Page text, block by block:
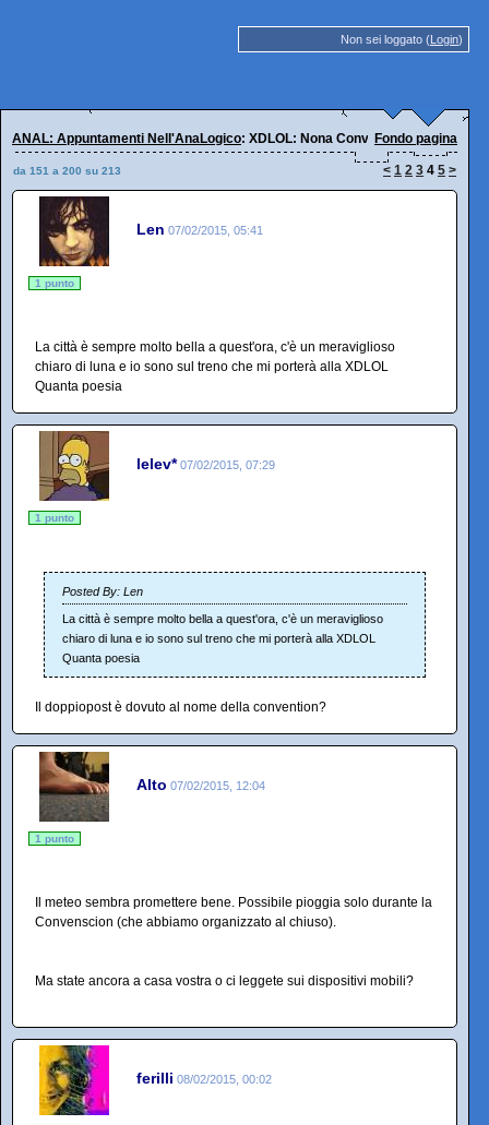
Non sei loggato (Login)
ANAL: Appuntamenti Nell'AnaLogico: XDLOL: Nona Convenscion, 7
Fondo pagina
da 151 a 200 su 213 < 1 2 3 4 5 >
Len 07/02/2015, 05:41
1 punto
La città è sempre molto bella a quest'ora, c'è un meraviglioso
chiaro di luna e io sono sul treno che mi porterà alla XDLOL
Quanta poesia
lelev* 07/02/2015, 07:29
1 punto
Posted By: Len
La città è sempre molto bella a quest'ora, c'è un meraviglioso
chiaro di luna e io sono sul treno che mi porterà alla XDLOL
Quanta poesia
Il doppiopost è dovuto al nome della convention?
Alto 07/02/2015, 12:04
1 punto
Il meteo sembra promettere bene. Possibile pioggia solo durante la
Convenscion (che abbiamo organizzato al chiuso).
Ma state ancora a casa vostra o ci leggete sui dispositivi mobili?
ferilli 08/02/2015, 00:02